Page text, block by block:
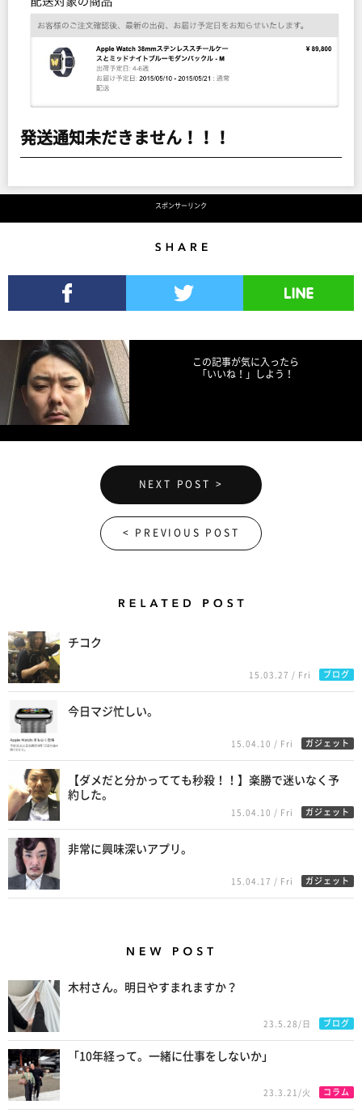
発送通知未だきません！！！
スポンサーリンク
この記事が気に入ったら
「いいね！」しよう！
NEXT POST >
< PREVIOUS POST
チコク
15.03.27 / Fri ブログ
今日マジ忙しい。
15.04.10 / Fri ガジェット
【ダメだと分かってても秒殺！！】楽勝で迷いなく予
約した。
15.04.10 / Fri ガジェット
非常に興味深いアプリ。
15.04.17 / Fri ガジェット
木村さん。明日やすまれますか？
23.5.28/日 ブログ
「10年経って。一緒に仕事をしないか」
23.3.21/火 コラム